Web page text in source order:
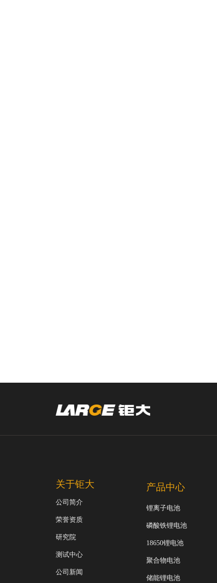
关于钜大
公司简介
荣誉资质
研究院
测试中心
公司新闻
产品中心
锂离子电池
磷酸铁锂电池
18650锂电池
聚合物电池
储能锂电池